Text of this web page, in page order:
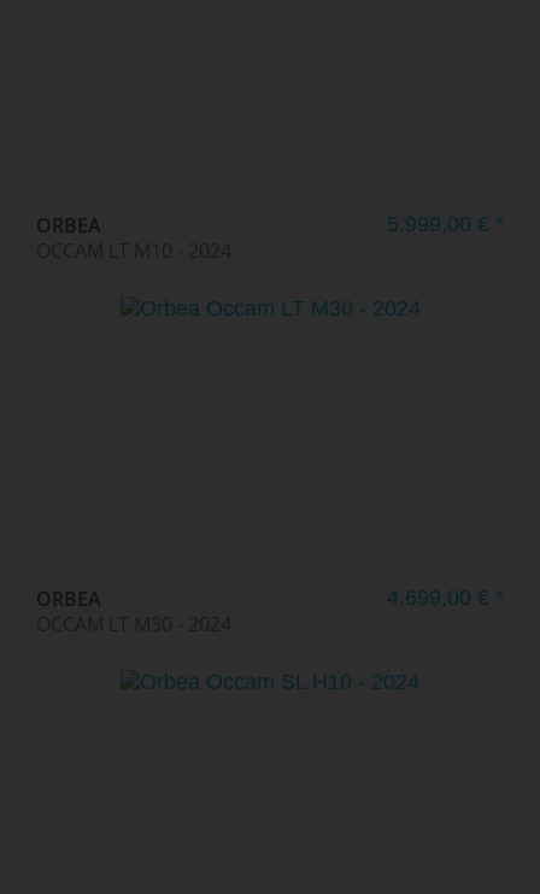
ORBEA
OCCAM LT M10 - 2024
5.999,00 € *
ORBEA
OCCAM LT M30 - 2024
4.699,00 € *